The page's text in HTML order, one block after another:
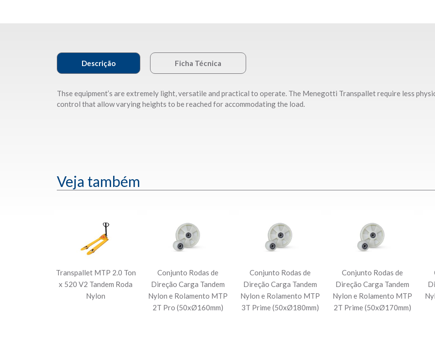
Descrição Ficha Técnica
Thse equipment’s are extremely light, versatile and practical to operate. The Menegotti Transpallet require less
control that allow varying heights to be reached for accommodating the load.
Veja também
Transpallet MTP 2.0 Ton
x 520 V2 Tandem Roda
Nylon
Conjunto Rodas de
Direção Carga Tandem
Nylon e Rolamento MTP
2T Pro (50xØ160mm)
Conjunto Rodas de
Direção Carga Tandem
Nylon e Rolamento MTP
3T Prime (50xØ180mm)
Conjunto Rodas de
Direção Carga Tandem
Nylon e Rolamento MTP
2T Prime (50xØ170mm)